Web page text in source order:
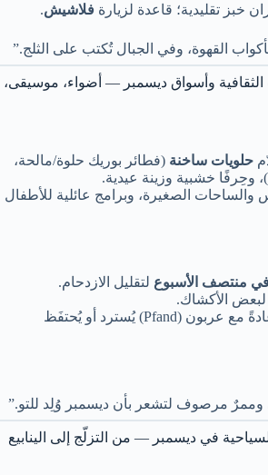
خبز تقليدية؛ قاعدة لزيارة فلاشيش.
القهوة، وفي الجبال تُكتب على الثلج.”
الثقافية وأسواق ديسمبر — أضواء، موسيقى،
حلويات ساخنة (فطائر بوريك حلوة/مالحة،
وحِرفًا خشبية وزينة عيدية.
والساحات الصغيرة، وبرامج عائلية للأطفال
منتصف الأسبوع لتقليل الازدحام.
لبعض الأكشاك.
عادةً مع عربون (Pfand) يُسترد أو يُحتفَظ
وممرٌ مرصوف لتشعر بأن ديسمبر وُلِد للتو.”
في ديسمبر — من التزلّج إلى الينابيع